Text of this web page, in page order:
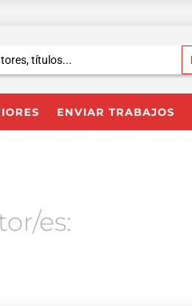
ENVIAR TRABAJOS
es: